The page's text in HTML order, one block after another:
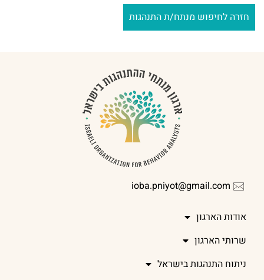
חזרה לחיפוש מנתח/ת התנהגות
ioba.pniyot@gmail.com
אודות הארגון
שרותי הארגון
ניתוח התנהגות בישראל